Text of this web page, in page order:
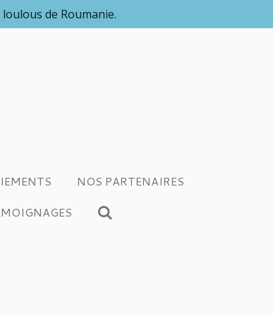
de Roumanie.
NOS PARTENAIRES